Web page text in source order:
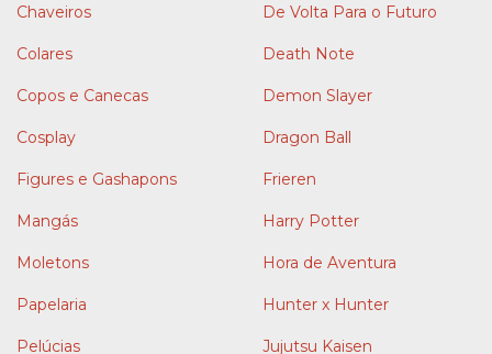
Chaveiros
Colares
Copos e Canecas
Cosplay
Figures e Gashapons
Mangás
Moletons
Papelaria
Pelúcias
De Volta Para o Futuro
Death Note
Demon Slayer
Dragon Ball
Frieren
Harry Potter
Hora de Aventura
Hunter x Hunter
Jujutsu Kaisen